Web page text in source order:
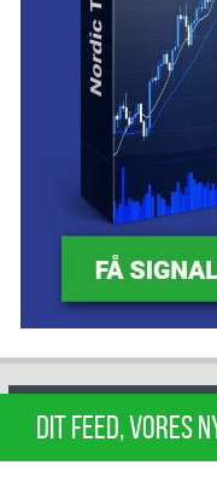
DIT FEED, VORES